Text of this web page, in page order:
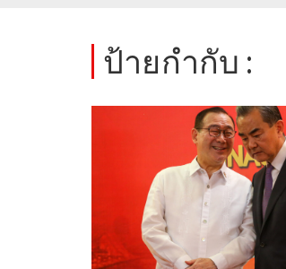
ป้ายกำกับ :